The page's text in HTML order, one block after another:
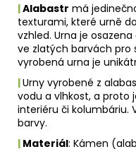
|Alabastr má
texturami, které urně
vzhled. Urna je
ve zlatých barvách pro
vyrobená urna je
|Urny vyrobené z
vodu a vlhkost, a
interiéru či kolumbáriu.
barvy.
| Materiál: Kámen